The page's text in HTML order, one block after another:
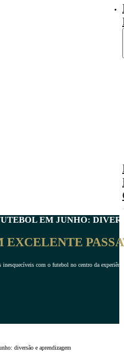
EM JUNHO:
com o futebol no centro da
diversão e aprendizagem